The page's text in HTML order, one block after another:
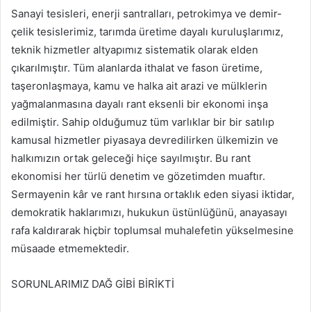
Sanayi tesisleri, enerji santralları, petrokimya ve demir-
çelik tesislerimiz, tarımda üretime dayalı kuruluşlarımız,
teknik hizmetler altyapımız sistematik olarak elden
çıkarılmıştır. Tüm alanlarda ithalat ve fason üretime,
taşeronlaşmaya, kamu ve halka ait arazi ve mülklerin
yağmalanmasına dayalı rant eksenli bir ekonomi inşa
edilmiştir. Sahip olduğumuz tüm varlıklar bir bir satılıp
kamusal hizmetler piyasaya devredilirken ülkemizin ve
halkımızın ortak geleceği hiçe sayılmıştır. Bu rant
ekonomisi her türlü denetim ve gözetimden muaftır.
Sermayenin kâr ve rant hırsına ortaklık eden siyasi iktidar,
demokratik haklarımızı, hukukun üstünlüğünü, anayasayı
rafa kaldırarak hiçbir toplumsal muhalefetin yükselmesine
müsaade etmemektedir.
SORUNLARIMIZ DAĞ GİBİ BİRİKTİ